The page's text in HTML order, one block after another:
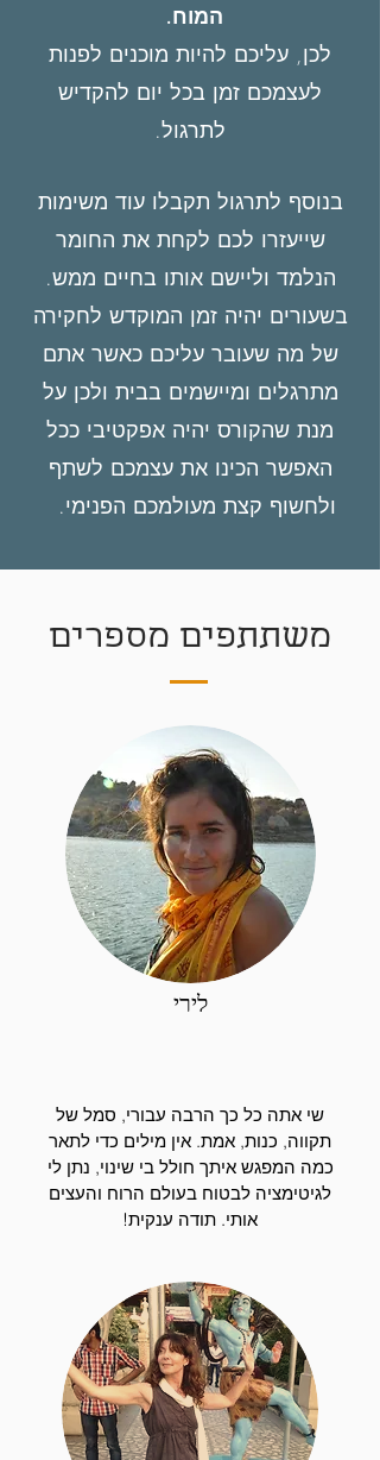
המוח.
לכן, עליכם להיות מוכנים לפנות
לעצמכם זמן בכל יום להקדיש
לתרגול.
בנוסף לתרגול תקבלו עוד משימות
שייעזרו לכם לקחת את החומר
הנלמד וליישם אותו בחיים ממש.
בשעורים יהיה זמן המוקדש לחקירה
של מה שעובר עליכם כאשר אתם
מתרגלים ומיישמים בבית ולכן על
מנת שהקורס יהיה אפקטיבי ככל
האפשר הכינו את עצמכם לשתף
ולחשוף קצת מעולמכם הפנימי.
משתתפים מספרים
לירי
שי אתה כל כך הרבה עבורי, סמל של
תקווה, כנות, אמת. אין מילים כדי לתאר
כמה המפגש איתך חולל בי שינוי, נתן לי
לגיטימציה לבטוח בעולם הרוח והעצים
אותי. תודה ענקית!